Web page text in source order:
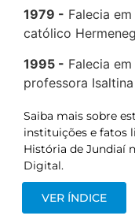
1979
Falecia
católico
1995
Falecia
professora
Saiba mais sobre
instituições e fatos
História de Jundiaí
Digital.
VER ÍNDICE